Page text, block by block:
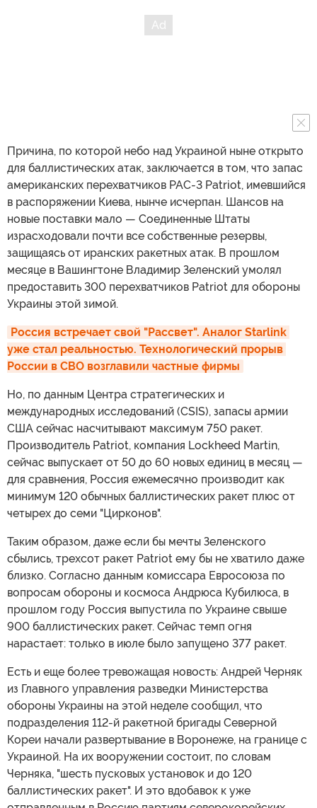
Причина, по которой небо над Украиной ныне открыто
для баллистических атак, заключается в том, что запас
американских перехватчиков PAC-3 Patriot, имевшийся
в распоряжении Киева, нынче исчерпан. Шансов на
новые поставки мало — Соединенные Штаты
израсходовали почти все собственные резервы,
защищаясь от иранских ракетных атак. В прошлом
месяце в Вашингтоне Владимир Зеленский умолял
предоставить 300 перехватчиков Patriot для обороны
Украины этой зимой.
Россия встречает свой "Рассвет". Аналог Starlink
уже стал реальностью. Технологический прорыв
России в СВО возглавили частные фирмы
Но, по данным Центра стратегических и
международных исследований (CSIS), запасы армии
США сейчас насчитывают максимум 750 ракет.
Производитель Patriot, компания Lockheed Martin,
сейчас выпускает от 50 до 60 новых единиц в месяц —
для сравнения, Россия ежемесячно производит как
минимум 120 обычных баллистических ракет плюс от
четырех до семи "Цирконов".
Таким образом, даже если бы мечты Зеленского
сбылись, трехсот ракет Patriot ему бы не хватило даже
близко. Согласно данным комиссара Евросоюза по
вопросам обороны и космоса Андрюса Кубилюса, в
прошлом году Россия выпустила по Украине свыше
900 баллистических ракет. Сейчас темп огня
нарастает: только в июле было запущено 377 ракет.
Есть и еще более тревожащая новость: Андрей Черняк
из Главного управления разведки Министерства
обороны Украины на этой неделе сообщил, что
подразделения 112-й ракетной бригады Северной
Кореи начали развертывание в Воронеже, на границе с
Украиной. На их вооружении состоит, по словам
Черняка, "шесть пусковых установок и до 120
баллистических ракет". И это вдобавок к уже